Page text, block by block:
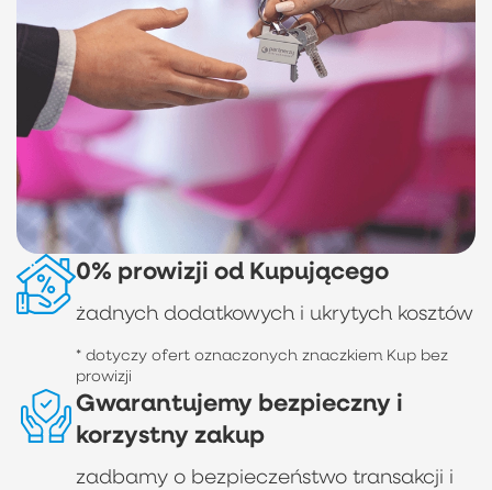
0% prowizji od Kupującego
żadnych dodatkowych i ukrytych kosztów
* dotyczy ofert oznaczonych znaczkiem Kup bez
prowizji
Gwarantujemy bezpieczny i
korzystny zakup
zadbamy o bezpieczeństwo transakcji i